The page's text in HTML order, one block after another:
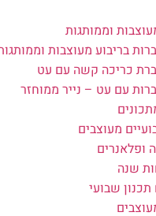
וממותגות
בריבוע מעוצבות וממותגות
כריכה קשה עם עט
עם עט – נייר ממוחזר
מעוצבים
ופלאנרים
שנה
שבועי